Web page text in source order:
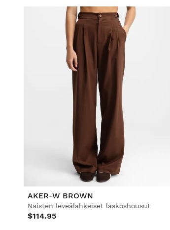
AKER-W BROWN
Naisten leveälahkeiset laskoshousut
$114.95